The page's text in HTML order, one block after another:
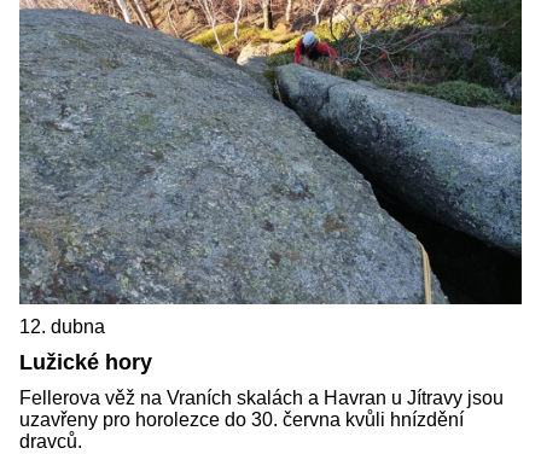
12. dubna
Lužické hory
Fellerova věž na Vraních skalách a Havran u Jítravy jsou
uzavřeny pro horolezce do 30. června kvůli hnízdění
dravců.